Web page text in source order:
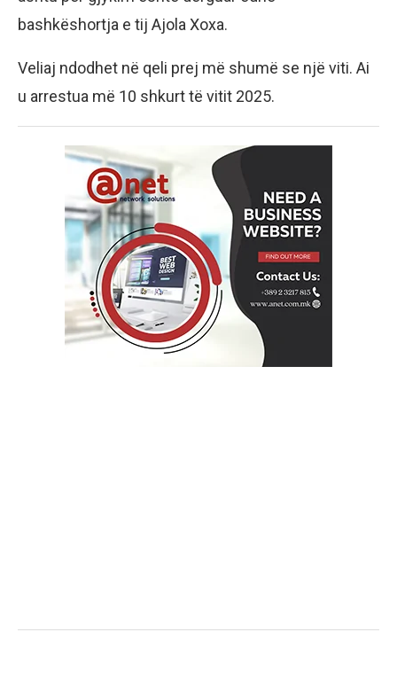
bashkëshortja e tij Ajola Xoxa.
Veliaj ndodhet në qeli prej më shumë se një viti. Ai
u arrestua më 10 shkurt të vitit 2025.